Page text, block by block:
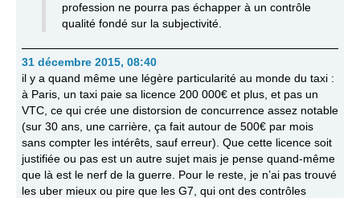
profession ne pourra pas échapper à un contrôle
qualité fondé sur la subjectivité.
31 décembre 2015, 08:40
il y a quand même une légère particularité au monde du taxi :
à Paris, un taxi paie sa licence 200 000€ et plus, et pas un
VTC, ce qui crée une distorsion de concurrence assez notable
(sur 30 ans, une carrière, ça fait autour de 500€ par mois
sans compter les intérêts, sauf erreur). Que cette licence soit
justifiée ou pas est un autre sujet mais je pense quand-même
que là est le nerf de la guerre. Pour le reste, je n’ai pas trouvé
les uber mieux ou pire que les G7, qui ont des contrôles